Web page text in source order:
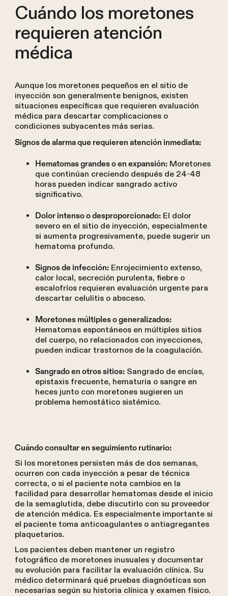
Cuándo los moretones
requieren atención
médica
Aunque los moretones pequeños en el sitio de
inyección son generalmente benignos, existen
situaciones específicas que requieren evaluación
médica para descartar complicaciones o
condiciones subyacentes más serias.
Signos de alarma que requieren atención inmediata:
Hematomas grandes o en expansión:Moretones
que continúan creciendo después de 24-48
horas pueden indicar sangrado activo
significativo.
Dolor intenso o desproporcionado:El dolor
severo en el sitio de inyección, especialmente
si aumenta progresivamente, puede sugerir un
hematoma profundo.
Signos de infección:Enrojecimiento extenso,
calor local, secreción purulenta, fiebre o
escalofríos requieren evaluación urgente para
descartar celulitis o absceso.
Moretones múltiples o generalizados:
Hematomas espontáneos en múltiples sitios
del cuerpo, no relacionados con inyecciones,
pueden indicar trastornos de la coagulación.
Sangrado en otros sitios:Sangrado de encías,
epistaxis frecuente, hematuria o sangre en
heces junto con moretones sugieren un
problema hemostático sistémico.
Cuándo consultar en seguimiento rutinario:
Si los moretones persisten más de dos semanas,
ocurren con cada inyección a pesar de técnica
correcta, o si el paciente nota cambios en la
facilidad para desarrollar hematomas desde el inicio
de la semaglutida, debe discutirlo con su proveedor
de atención médica. Es especialmente importante si
el paciente toma anticoagulantes o antiagregantes
plaquetarios.
Los pacientes deben mantener un registro
fotográfico de moretones inusuales y documentar
su evolución para facilitar la evaluación clínica. Su
médico determinará qué pruebas diagnósticas son
necesarias según su historia clínica y examen físico.